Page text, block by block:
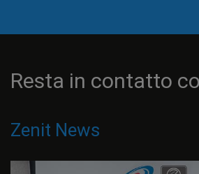
Resta in contatto
Zenit News